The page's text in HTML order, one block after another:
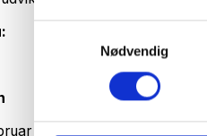
Nødvendig
kl. 08.30-17.00